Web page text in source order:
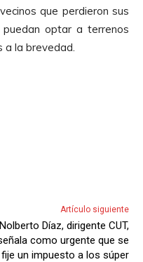
que perdieron sus
optar a terrenos
a la brevedad.
Artículo siguiente
Nolberto Díaz, dirigente CUT,
como urgente que se
fije un impuesto a los súper